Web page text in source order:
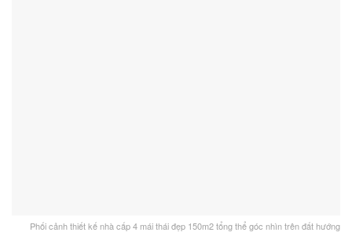
Phối cảnh thiết kế nhà cấp 4 mái thái đẹp 150m2 tổng thể góc nhìn trên đất hướng